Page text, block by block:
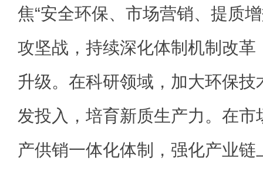
焦“安全环保、市场营销、提质
攻坚战，持续深化体制机制改革
升级。在科研领域，加大环保
发投入，培育新质生产力。在
产供销一体化体制，强化产业